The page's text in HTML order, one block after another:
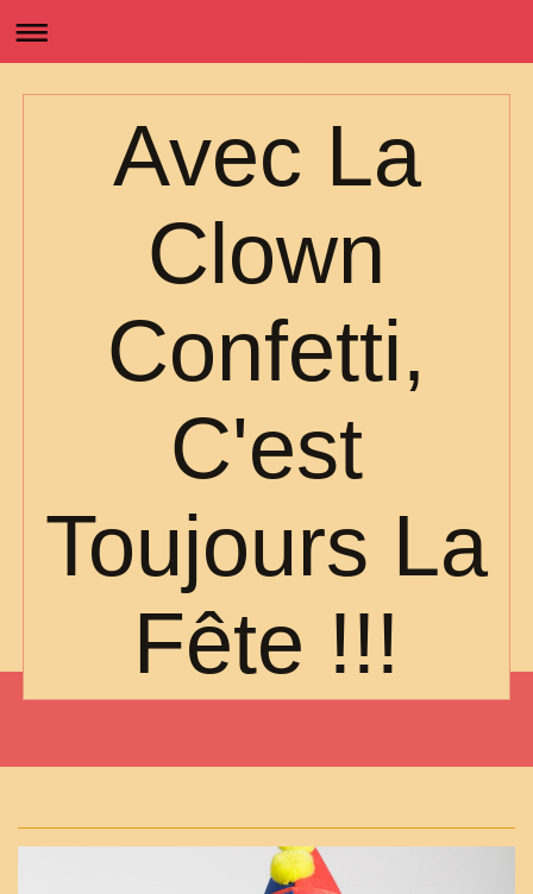
Avec La
Clown
Confetti,
C'est
Toujours La
Fête !!!